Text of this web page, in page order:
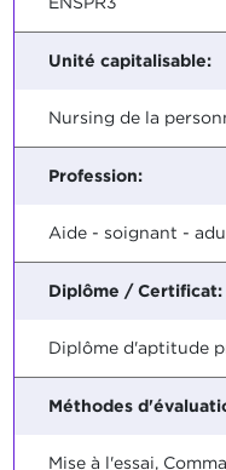
Unité capitalisable:
Nursing de la
Profession:
Aide - soignant -
Diplôme / Certificat:
Diplôme d'aptitude
Méthodes
Mise à l'essai,